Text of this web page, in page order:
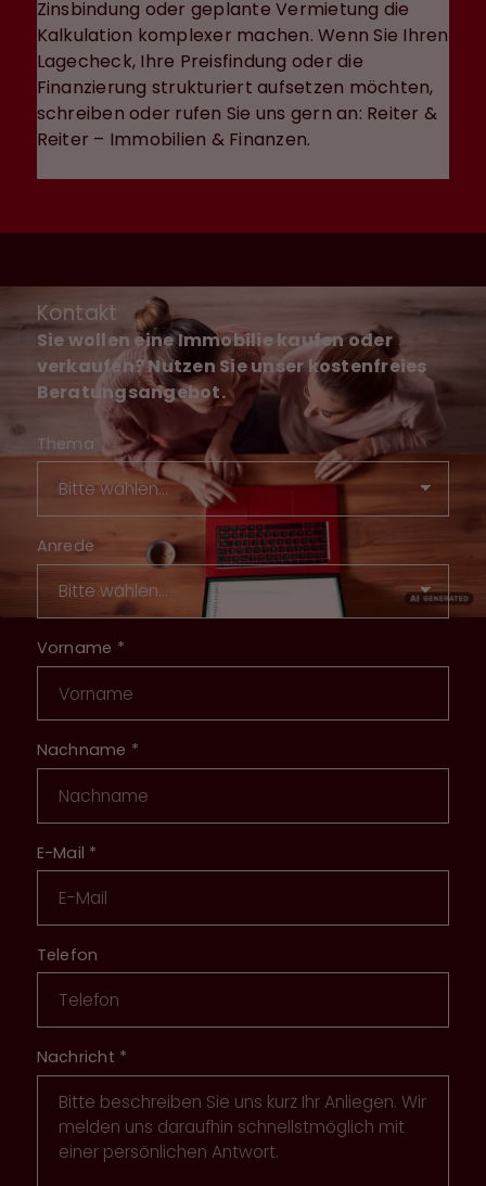
Zinsbindung oder geplante Vermietung die
Kalkulation komplexer machen. Wenn Sie Ihren
Lagecheck, Ihre Preisfindung oder die
Finanzierung strukturiert aufsetzen möchten,
schreiben oder rufen Sie uns gern an: Reiter &
Reiter – Immobilien & Finanzen.
Kontakt
Sie wollen eine Immobilie kaufen oder
verkaufen? Nutzen Sie unser kostenfreies
Beratungsangebot.
Thema
Anrede
Vorname *
Nachname *
E-Mail *
Telefon
Nachricht *